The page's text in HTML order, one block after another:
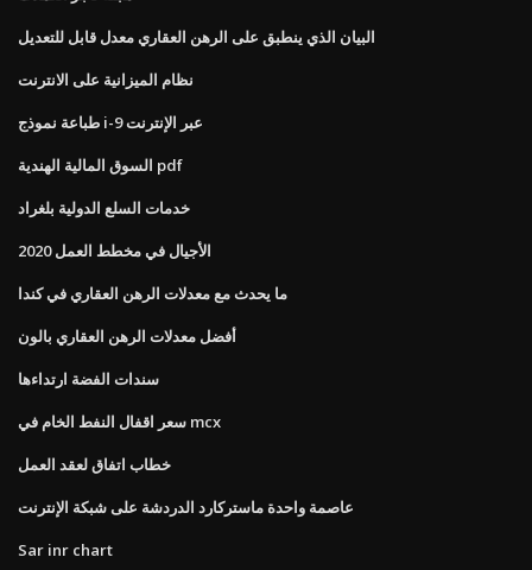
البيان الذي ينطبق على الرهن العقاري معدل قابل للتعديل
نظام الميزانية على الانترنت
طباعة نموذج i-9 عبر الإنترنت
السوق المالية الهندية pdf
خدمات السلع الدولية بلغراد
الأجيال في مخطط العمل 2020
ما يحدث مع معدلات الرهن العقاري في كندا
أفضل معدلات الرهن العقاري بالون
سندات الفضة ارتداءها
سعر اقفال النفط الخام في mcx
خطاب اتفاق لعقد العمل
عاصمة واحدة ماستركارد الدردشة على شبكة الإنترنت
Sar inr chart